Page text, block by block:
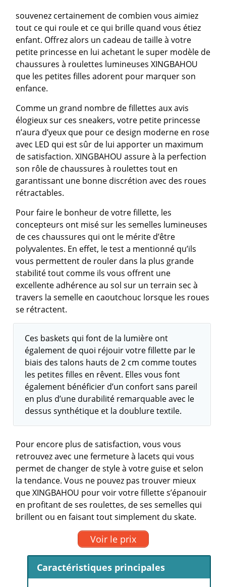
souvenez certainement de combien vous aimiez
tout ce qui roule et ce qui brille quand vous étiez
enfant. Offrez alors un cadeau de taille à votre
petite princesse en lui achetant le super modèle de
chaussures à roulettes lumineuses XINGBAHOU
que les petites filles adorent pour marquer son
enfance.
Comme un grand nombre de fillettes aux avis
élogieux sur ces sneakers, votre petite princesse
n’aura d’yeux que pour ce design moderne en rose
avec LED qui est sûr de lui apporter un maximum
de satisfaction. XINGBAHOU assure à la perfection
son rôle de chaussures à roulettes tout en
garantissant une bonne discrétion avec des roues
rétractables.
Pour faire le bonheur de votre fillette, les
concepteurs ont misé sur les semelles lumineuses
de ces chaussures qui ont le mérite d’être
polyvalentes. En effet, le test a mentionné qu’ils
vous permettent de rouler dans la plus grande
stabilité tout comme ils vous offrent une
excellente adhérence au sol sur un terrain sec à
travers la semelle en caoutchouc lorsque les roues
se rétractent.
Ces baskets qui font de la lumière ont
également de quoi réjouir votre fillette par le
biais des talons hauts de 2 cm comme toutes
les petites filles en rêvent. Elles vous font
également bénéficier d’un confort sans pareil
en plus d’une durabilité remarquable avec le
dessus synthétique et la doublure textile.
Pour encore plus de satisfaction, vous vous
retrouvez avec une fermeture à lacets qui vous
permet de changer de style à votre guise et selon
la tendance. Vous ne pouvez pas trouver mieux
que XINGBAHOU pour voir votre fillette s’épanouir
en profitant de ses roulettes, de ses semelles qui
brillent ou en faisant tout simplement du skate.
Voir le prix
Caractéristiques principales